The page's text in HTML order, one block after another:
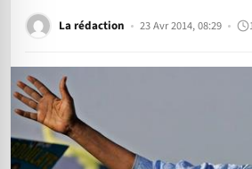
La rédaction 23 Avr 2014, 08:29